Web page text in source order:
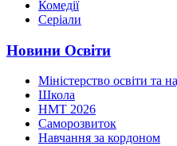
Комедії
Серіали
Новини Освіти
Міністерство освіти та
Школа
НМТ 2026
Саморозвиток
Навчання за кордоном